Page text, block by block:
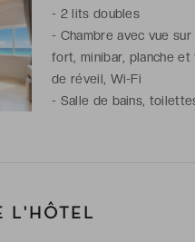
- 2 lits doubles
- Chambre avec vue
fort, minibar, planche
de réveil, Wi-Fi
- Salle de bains,
L'HÔTEL